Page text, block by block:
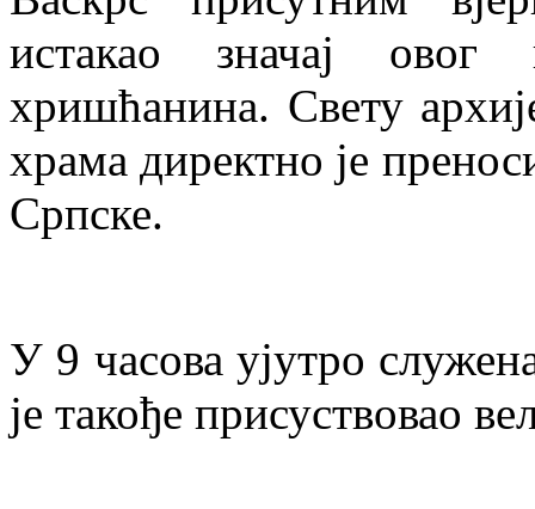
истакао значај
хришћанина. Свету
храма директно је
Српске.
У 9 часова ујутро
је такође присуствовао